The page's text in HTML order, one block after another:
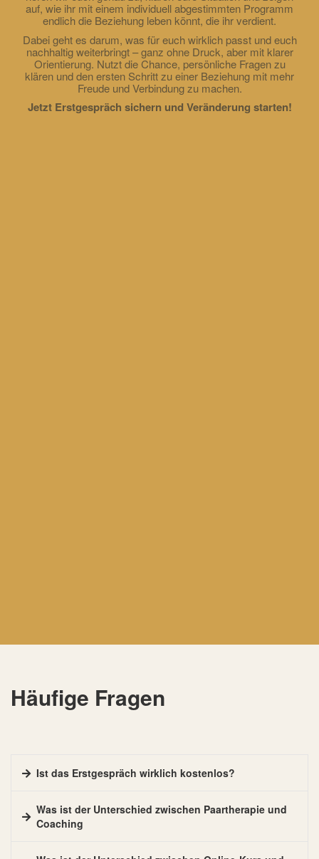
auf, wie ihr mit einem individuell abgestimmten Programm
endlich die Beziehung leben könnt, die ihr verdient.
Dabei geht es darum, was für euch wirklich passt und euch
nachhaltig weiterbringt – ganz ohne Druck, aber mit klarer
Orientierung. Nutzt die Chance, persönliche Fragen zu
klären und den ersten Schritt zu einer Beziehung mit mehr
Freude und Verbindung zu machen.
Jetzt Erstgespräch sichern und Veränderung starten!
Häufige Fragen
Ist das Erstgespräch wirklich kostenlos?
Was ist der Unterschied zwischen Paartherapie und
Coaching